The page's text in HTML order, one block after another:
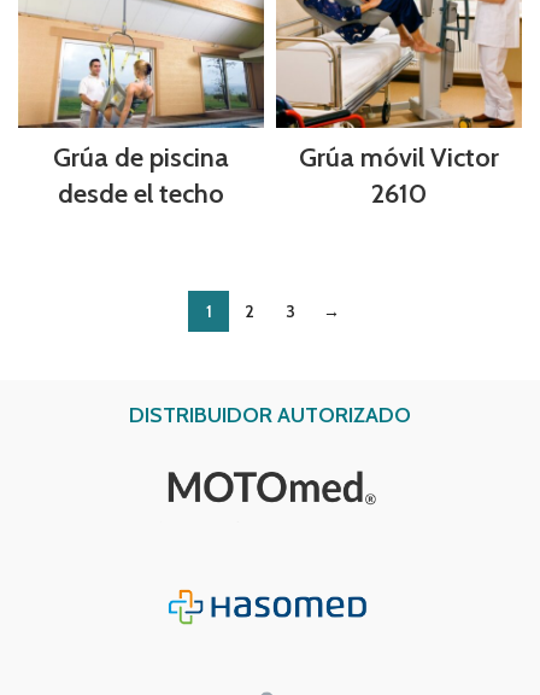
Grúa de piscina
desde el techo
Grúa móvil Victor
2610
1 2 3 →
DISTRIBUIDOR AUTORIZADO